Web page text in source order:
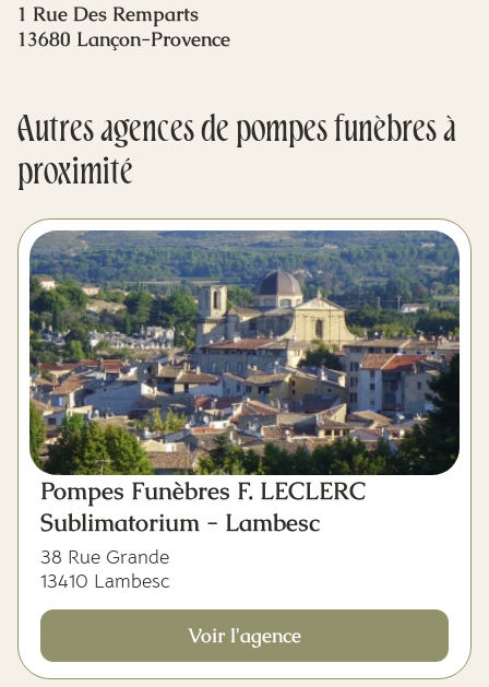
1 Rue Des Remparts
13680 Lançon-Provence
Autres agences de pompes funèbres à
proximité
Pompes Funèbres F. LECLERC
Sublimatorium - Lambesc
38 Rue Grande
13410 Lambesc
Voir l'agence